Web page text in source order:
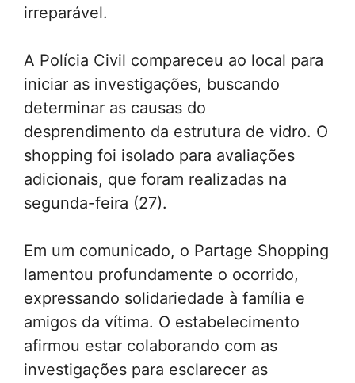
irreparável.
A Polícia Civil compareceu ao local para
iniciar as investigações, buscando
determinar as causas do
desprendimento da estrutura de vidro. O
shopping foi isolado para avaliações
adicionais, que foram realizadas na
segunda-feira (27).
Em um comunicado, o Partage Shopping
lamentou profundamente o ocorrido,
expressando solidariedade à família e
amigos da vítima. O estabelecimento
afirmou estar colaborando com as
investigações para esclarecer as